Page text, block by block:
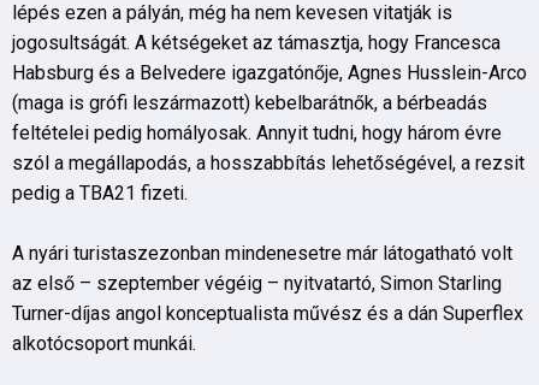
lépés ezen a pályán, még ha nem kevesen vitatják is
jogosultságát. A kétségeket az támasztja, hogy Francesca
Habsburg és a Belvedere igazgatónője, Agnes Husslein-Arco
(maga is grófi leszármazott) kebelbarátnők, a bérbeadás
feltételei pedig homályosak. Annyit tudni, hogy három évre
szól a megállapodás, a hosszabbítás lehetőségével, a rezsit
pedig a TBA21 fizeti.
A nyári turistaszezonban mindenesetre már látogatható volt
az első – szeptember végéig – nyitvatartó, Simon Starling
Turner-díjas angol konceptualista művész és a dán Superflex
alkotócsoport munkái.